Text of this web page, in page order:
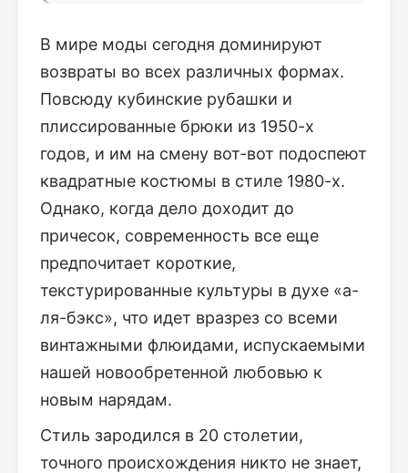
В мире моды сегодня доминируют
возвраты во всех различных формах.
Повсюду кубинские рубашки и
плиссированные брюки из 1950-х
годов, и им на смену вот-вот подоспеют
квадратные костюмы в стиле 1980-х.
Однако, когда дело доходит до
причесок, современность все еще
предпочитает короткие,
текстурированные культуры в духе «а-
ля-бэкс», что идет вразрез со всеми
винтажными флюидами, испускаемыми
нашей новообретенной любовью к
новым нарядам.
Стиль зародился в 20 столетии,
точного происхождения никто не знает,